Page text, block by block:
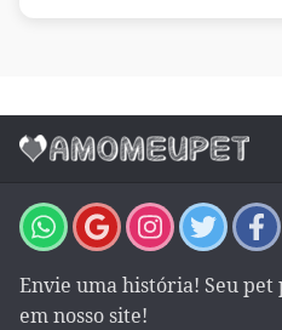
Envie uma história! Seu
em nosso site!